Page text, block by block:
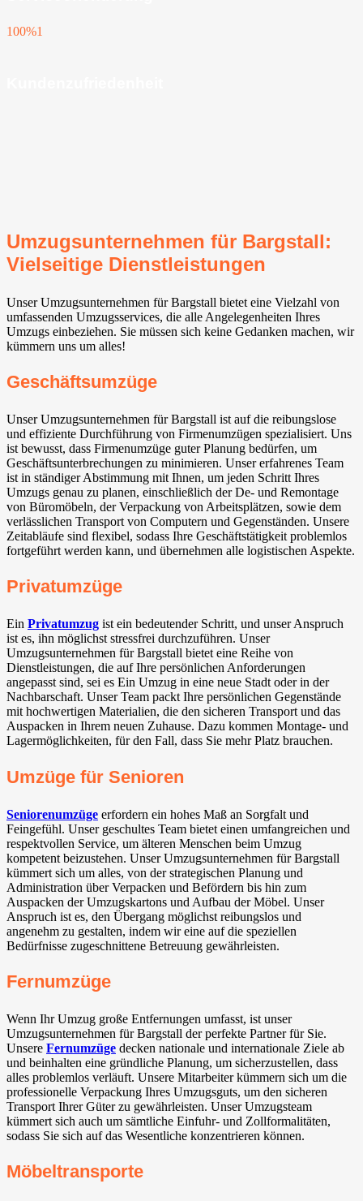
100%1
Umzugsunternehmen für Bargstall:
Vielseitige Dienstleistungen
Unser Umzugsunternehmen für Bargstall bietet eine Vielzahl von
umfassenden Umzugsservices, die alle Angelegenheiten Ihres
Umzugs einbeziehen. Sie müssen sich keine Gedanken machen, wir
kümmern uns um alles!
Geschäftsumzüge
Unser Umzugsunternehmen für Bargstall ist auf die reibungslose
und effiziente Durchführung von Firmenumzügen spezialisiert. Uns
ist bewusst, dass Firmenumzüge guter Planung bedürfen, um
Geschäftsunterbrechungen zu minimieren. Unser erfahrenes Team
ist in ständiger Abstimmung mit Ihnen, um jeden Schritt Ihres
Umzugs genau zu planen, einschließlich der De- und Remontage
von Büromöbeln, der Verpackung von Arbeitsplätzen, sowie dem
verlässlichen Transport von Computern und Gegenständen. Unsere
Zeitabläufe sind flexibel, sodass Ihre Geschäftstätigkeit problemlos
fortgeführt werden kann, und übernehmen alle logistischen Aspekte.
Privatumzüge
Ein Privatumzug ist ein bedeutender Schritt, und unser Anspruch
ist es, ihn möglichst stressfrei durchzuführen. Unser
Umzugsunternehmen für Bargstall bietet eine Reihe von
Dienstleistungen, die auf Ihre persönlichen Anforderungen
angepasst sind, sei es Ein Umzug in eine neue Stadt oder in der
Nachbarschaft. Unser Team packt Ihre persönlichen Gegenstände
mit hochwertigen Materialien, die den sicheren Transport und das
Auspacken in Ihrem neuen Zuhause. Dazu kommen Montage- und
Lagermöglichkeiten, für den Fall, dass Sie mehr Platz brauchen.
Umzüge für Senioren
Seniorenumzüge erfordern ein hohes Maß an Sorgfalt und
Feingefühl. Unser geschultes Team bietet einen umfangreichen und
respektvollen Service, um älteren Menschen beim Umzug
kompetent beizustehen. Unser Umzugsunternehmen für Bargstall
kümmert sich um alles, von der strategischen Planung und
Administration über Verpacken und Befördern bis hin zum
Auspacken der Umzugskartons und Aufbau der Möbel. Unser
Anspruch ist es, den Übergang möglichst reibungslos und
angenehm zu gestalten, indem wir eine auf die speziellen
Bedürfnisse zugeschnittene Betreuung gewährleisten.
Fernumzüge
Wenn Ihr Umzug große Entfernungen umfasst, ist unser
Umzugsunternehmen für Bargstall der perfekte Partner für Sie.
Unsere Fernumzüge decken nationale und internationale Ziele ab
und beinhalten eine gründliche Planung, um sicherzustellen, dass
alles problemlos verläuft. Unsere Mitarbeiter kümmern sich um die
professionelle Verpackung Ihres Umzugsguts, um den sicheren
Transport Ihrer Güter zu gewährleisten. Unser Umzugsteam
kümmert sich auch um sämtliche Einfuhr- und Zollformalitäten,
sodass Sie sich auf das Wesentliche konzentrieren können.
Möbeltransporte